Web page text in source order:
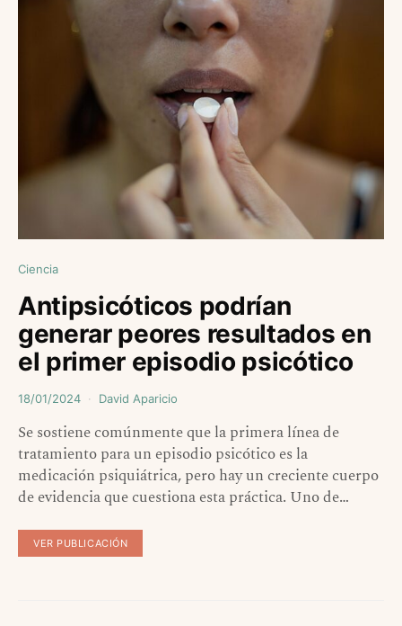
Ciencia
Antipsicóticos podrían
generar peores resultados en
el primer episodio psicótico
18/01/2024 David Aparicio
Se sostiene comúnmente que la primera línea de
tratamiento para un episodio psicótico es la
medicación psiquiátrica, pero hay un creciente cuerpo
de evidencia que cuestiona esta práctica. Uno de…
VER PUBLICACIÓN